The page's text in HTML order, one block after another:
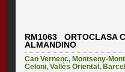
RM1063 ORTOCLASA
ALMANDINO
Can Vernenc,Montseny-
Celoni,Vallès Oriental,